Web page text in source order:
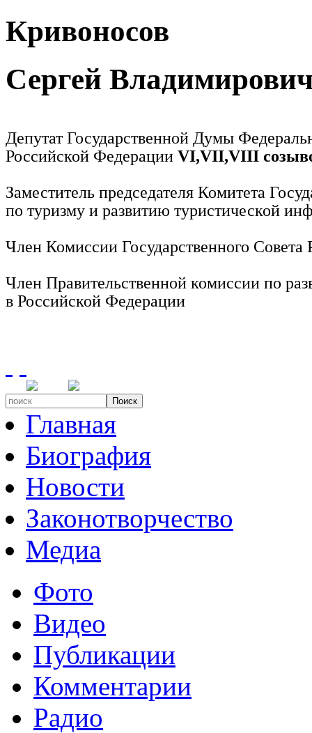
Кривоносов
Сергей
Депутат Государственной Думы
Российской Федерации VI,VII,VIII
Заместитель председателя Комитета
по туризму и развитию туристической
Член Комиссии Государственного
Член Правительственной комиссии по
в Российской Федерации
Поиск
Главная
Биография
Новости
Законотворчество
Медиа
Фото
Видео
Публикации
Комментарии
Радио